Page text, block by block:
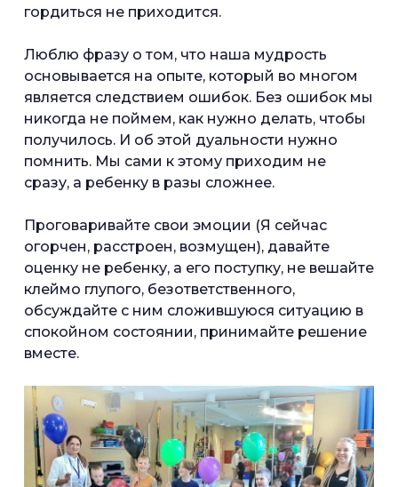
гордиться не приходится.
Люблю фразу о том, что наша мудрость
основывается на опыте, который во многом
является следствием ошибок. Без ошибок мы
никогда не поймем, как нужно делать, чтобы
получилось. И об этой дуальности нужно
помнить. Мы сами к этому приходим не
сразу, а ребенку в разы сложнее.
Проговаривайте свои эмоции (Я сейчас
огорчен, расстроен, возмущен), давайте
оценку не ребенку, а его поступку, не вешайте
клеймо глупого, безответственного,
обсуждайте с ним сложившуюся ситуацию в
спокойном состоянии, принимайте решение
вместе.